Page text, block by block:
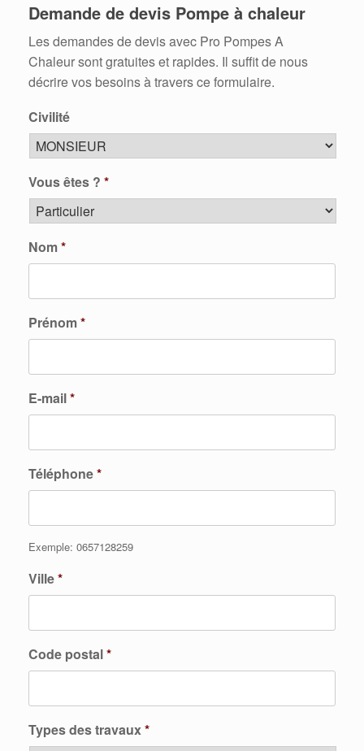
Demande de devis Pompe à chaleur
Les demandes de devis avec Pro Pompes A
Chaleur sont gratuites et rapides. Il suffit de nous
décrire vos besoins à travers ce formulaire.
Civilité
Vous êtes ? *
Nom*
Prénom*
E-mail*
Téléphone*
Exemple: 0657128259
Ville*
Code postal*
Types des travaux*